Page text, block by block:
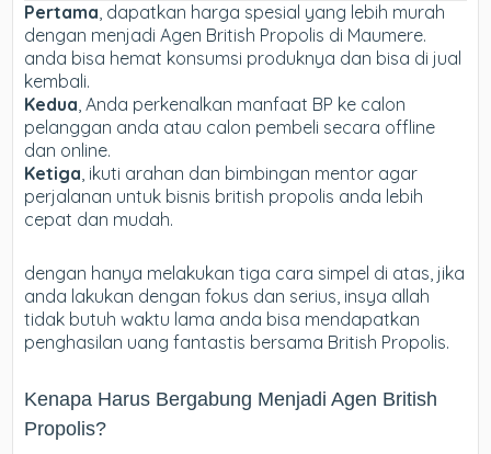
Pertama, dapatkan harga spesial yang lebih murah
dengan menjadi Agen British Propolis di Maumere.
anda bisa hemat konsumsi produknya dan bisa di jual
kembali.
Kedua, Anda perkenalkan manfaat BP ke calon
pelanggan anda atau calon pembeli secara offline
dan online.
Ketiga, ikuti arahan dan bimbingan mentor agar
perjalanan untuk bisnis british propolis anda lebih
cepat dan mudah.
dengan hanya melakukan tiga cara simpel di atas, jika
anda lakukan dengan fokus dan serius, insya allah
tidak butuh waktu lama anda bisa mendapatkan
penghasilan uang fantastis bersama British Propolis.
Kenapa Harus Bergabung Menjadi Agen British
Propolis?